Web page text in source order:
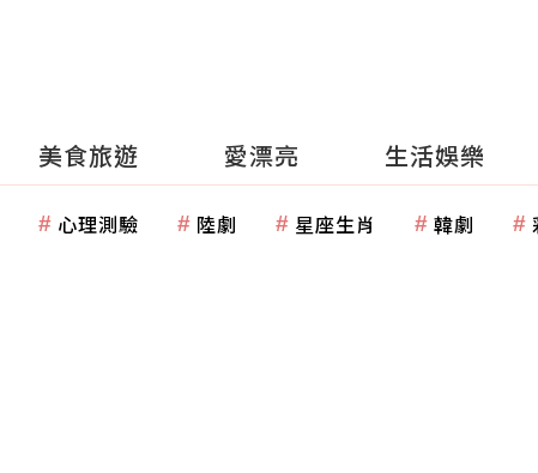
美食旅遊 愛漂亮 生活娛樂
心理測驗 陸劇 星座生肖 韓劇